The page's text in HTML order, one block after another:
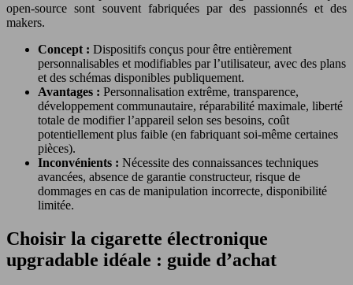
open-source sont souvent fabriquées par des passionnés et des
makers.
Concept : Dispositifs conçus pour être entièrement
personnalisables et modifiables par l’utilisateur, avec des plans
et des schémas disponibles publiquement.
Avantages : Personnalisation extrême, transparence,
développement communautaire, réparabilité maximale, liberté
totale de modifier l’appareil selon ses besoins, coût
potentiellement plus faible (en fabriquant soi-même certaines
pièces).
Inconvénients : Nécessite des connaissances techniques
avancées, absence de garantie constructeur, risque de
dommages en cas de manipulation incorrecte, disponibilité
limitée.
Choisir la cigarette électronique
upgradable idéale : guide d’achat